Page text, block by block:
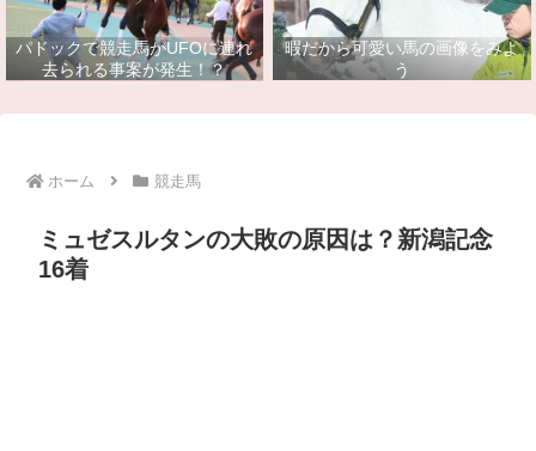
パドックで競走馬がUFOに連れ
去られる事案が発生！？
暇だから可愛い馬の画像をみよ
う
ホーム 競走馬
ミュゼスルタンの大敗の原因は？新潟記念
16着